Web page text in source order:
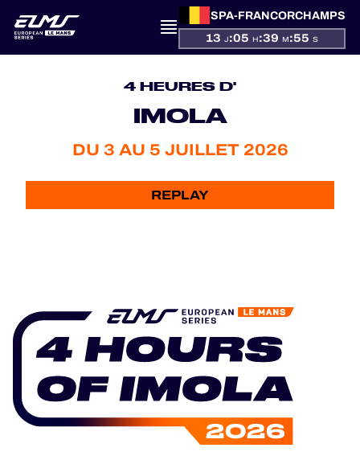
SPA-FRANCORCHAMPS
13 J:05 H:39 M:54 S
PRÉSENTATION
CLASSEMENTS
JEU OFFICIEL
HOSPITALITY
BILLETTERIE
4 HEURES D'
IMOLA
DU 3 AU 5 JUILLET 2026
REPLAY